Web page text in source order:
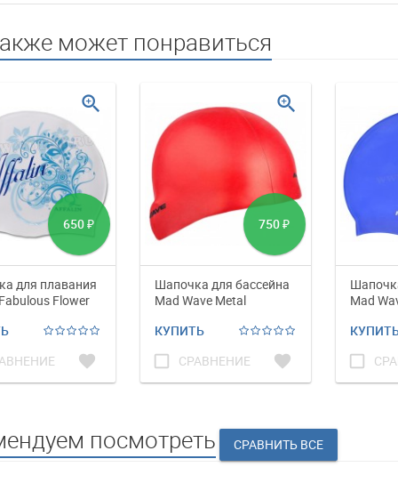
может понравиться
650 ₽
для плавания
Flower
favorite
zoom_in
750 ₽
Шапочка для бассейна
Mad Wave Metal
КУПИТЬ
check_box_outline_blank СРАВНЕНИЕ favorite
zoom_in
Mad
check_box_outline_blank
посмотреть